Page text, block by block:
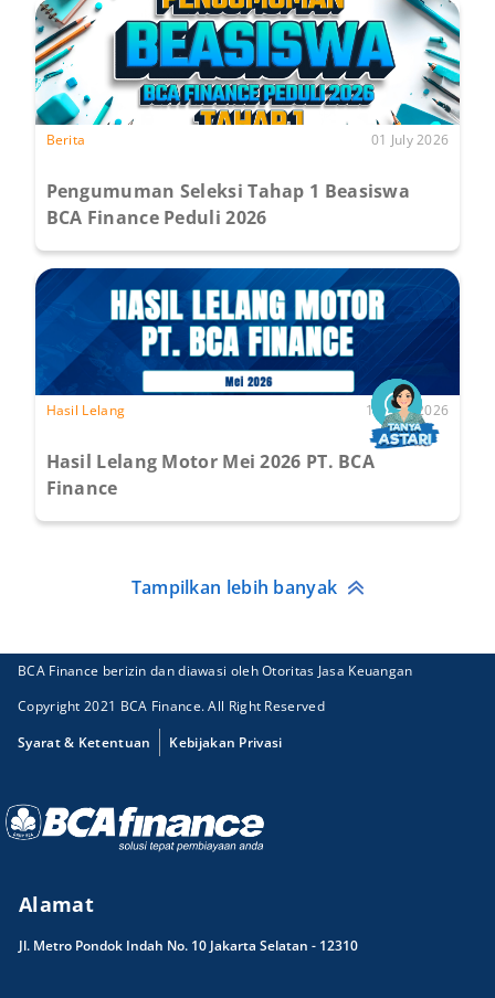
Berita 01 July 2026
Pengumuman Seleksi Tahap 1 Beasiswa
BCA Finance Peduli 2026
Hasil Lelang 15 June 2026
Hasil Lelang Motor Mei 2026 PT. BCA
Finance
Tampilkan lebih banyak
BCA Finance berizin dan diawasi oleh Otoritas Jasa Keuangan
Copyright 2021 BCA Finance. All Right Reserved
Syarat & Ketentuan
Kebijakan Privasi
Alamat
Jl. Metro Pondok Indah No. 10 Jakarta Selatan - 12310